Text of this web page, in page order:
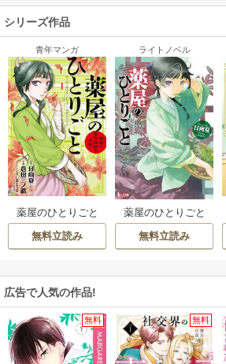
もっと続くのか？
いやマジ、自分も沼りそうな気配（笑）。。
いします。とてもいいです。最高。帝の気持ち
シリーズ作品
青年マンガ
薬屋のひとりごと
～猫猫の後宮謎解
き手帳～
無料立読み
ライトノベル
薬屋のひとりごと
無料立読み
広告で人気の作品!
無料 無料